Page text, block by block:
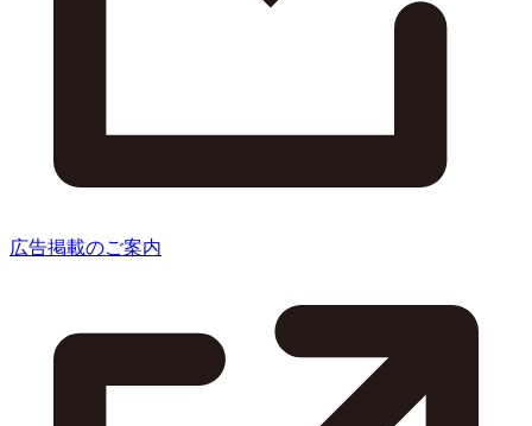
広告掲載のご案内